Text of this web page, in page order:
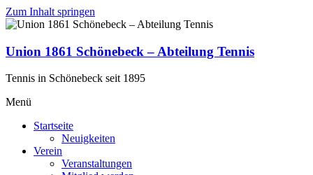
Zum Inhalt springen
Union 1861 Schönebeck – Abteilung Tennis
Tennis in Schönebeck seit 1895
Menü
Startseite
Neuigkeiten
Verein
Veranstaltungen